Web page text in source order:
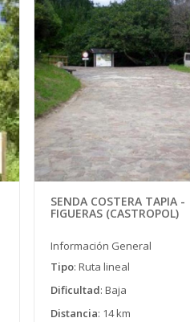
SENDA COSTERA TAPIA -
FIGUERAS (CASTROPOL)
Información General
Tipo: Ruta lineal
Dificultad: Baja
Distancia: 14 km